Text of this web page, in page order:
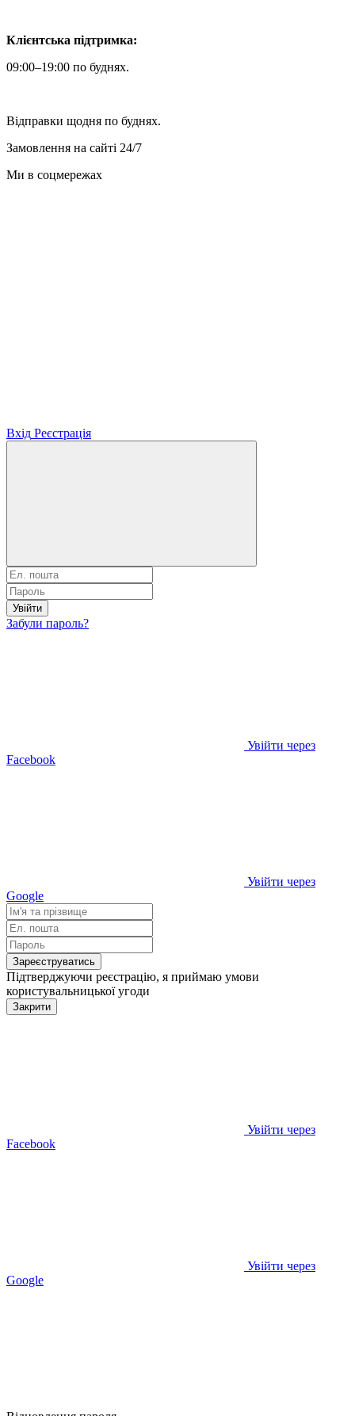
Клієнтська підтримка:
09:00–19:00 по буднях.
Відправки щодня по буднях.
Замовлення на сайті 24/7
Ми в соцмережах
Вхід Реєстрація
Увійти
Забули пароль?
Увійти через
Facebook
Увійти через
Google
Зареєструватись
Підтверджуючи реєстрацію, я приймаю умови
користувальницької угоди
Закрити
Увійти через
Facebook
Увійти через
Google